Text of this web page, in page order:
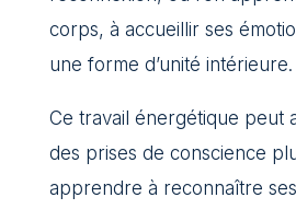
corps, à accueillir ses
une forme d’unité intérieure.
Ce travail énergétique peut
des prises de conscience
apprendre à reconnaître